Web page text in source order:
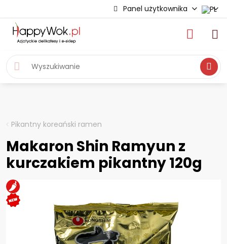
Panel użytkownika
Pikantny koreański ramen
Makaron Shin Ramyun z
kurczakiem pikantny 120g